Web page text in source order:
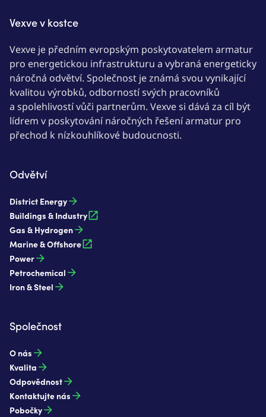
Vexve v kostce
Vexve je předním evropským poskytovatelem armatur
pro energetickou infrastrukturu a vybraná energeticky
náročná odvětví. Společnost je známá svou vynikající
kvalitou výrobků, odborností svých pracovníků
a spolehlivostí vůči partnerům. Vexve si dává za cíl být
lídrem v poskytování náročných řešení armatur pro
přechod k nízkouhlíkové budoucnosti.
Odvětví
District Energy
Buildings & Industry
Gas & Hydrogen
Marine & Offshore
Power
Petrochemical
Iron & Steel
Společnost
O nás
Kvalita
Odpovědnost
Kontaktujte nás
Pobočky